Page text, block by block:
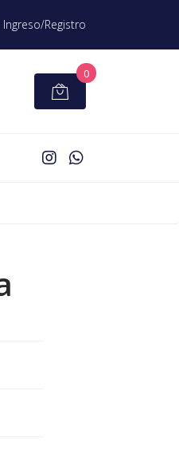
Ingreso/Registro
0